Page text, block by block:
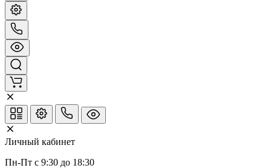
Личный кабинет
Пн-Пт с 9:30 до 18:30